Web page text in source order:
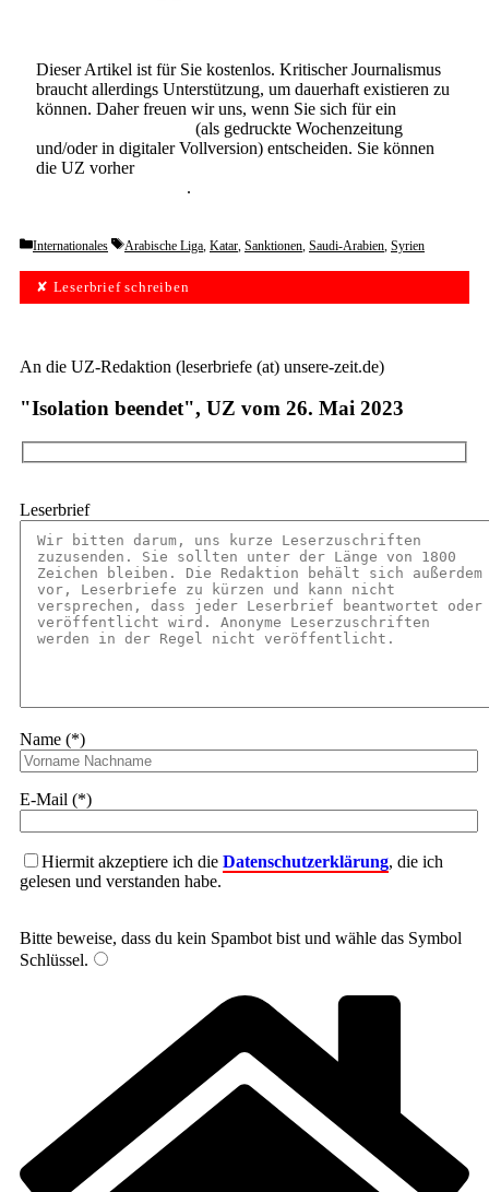
Dieser Artikel ist für Sie kostenlos. Kritischer Journalismus
braucht allerdings Unterstützung, um dauerhaft existieren zu
können. Daher freuen wir uns, wenn Sie sich für ein
(als gedruckte Wochenzeitung
und/oder in digitaler Vollversion) entscheiden. Sie können
die UZ vorher
.
Categories
Internationales Tags
Arabische Liga, Katar, Sanktionen, Saudi-Arabien, Syrien
✘ Leserbrief schreiben
An die UZ-Redaktion (leserbriefe (at) unsere-zeit.de)
"Isolation beendet", UZ vom 26. Mai 2023
Leserbrief
Name (*)
E-Mail (*)
Hiermit akzeptiere ich die Datenschutzerklärung, die ich
gelesen und verstanden habe.
Bitte beweise, dass du kein Spambot bist und wähle das Symbol
Schlüssel.